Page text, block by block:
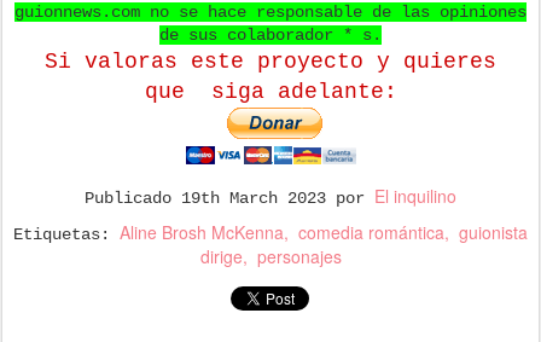
guionnews.com no se hace responsable de las opiniones
de sus colaborador * s.
Si valoras este proyecto y quieres
que siga adelante:
Publicado 19th March 2023 por El inquilino
Etiquetas: Aline Brosh McKenna comedia romántica
guionista
dirige
personajes